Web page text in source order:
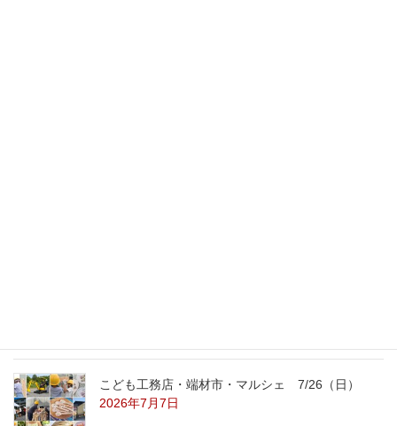
こども工務店・端材市・マルシェ 7/26（日）
2026年7月7日